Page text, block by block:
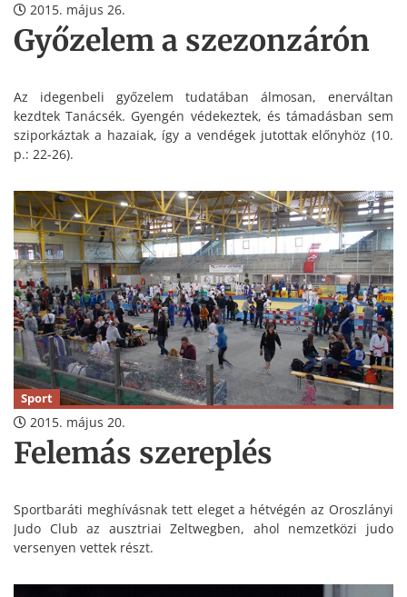
2015. május 26.
Győzelem a szezonzárón
Az idegenbeli győzelem tudatában álmosan, enerváltan
kezdtek Tanácsék. Gyengén védekeztek, és támadásban sem
sziporkáztak a hazaiak, így a vendégek jutottak előnyhöz (10.
p.: 22-26).
Sport
2015. május 20.
Felemás szereplés
Sportbaráti meghívásnak tett eleget a hétvégén az Oroszlányi
Judo Club az ausztriai Zeltwegben, ahol nemzetközi judo
versenyen vettek részt.